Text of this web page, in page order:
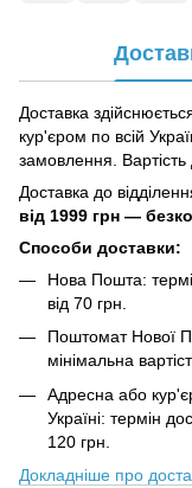
Доставка
кур'єром по всій
замовлення. Вартість
Доставка до
від 1999 грн —
Способи доставки:
Нова Пошта:
від 70 грн.
Поштомат Нової
мінімальна
Адресна або
Україні: термін
120 грн.
Докладніше про